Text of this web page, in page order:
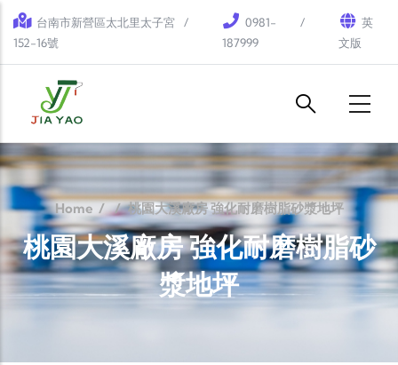
Skip to main content
台南市新營區太北里太子宮
152-16號
0981-
187999
英
文版
Home / / 桃園大溪廠房 強化耐磨樹脂砂漿地坪
桃園大溪廠房 強化耐磨樹脂砂
漿地坪